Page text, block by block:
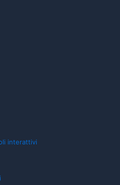
interattivi